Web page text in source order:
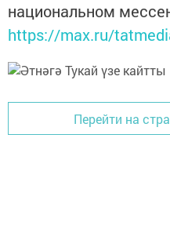
национальном
https://max.ru/
Перейти на